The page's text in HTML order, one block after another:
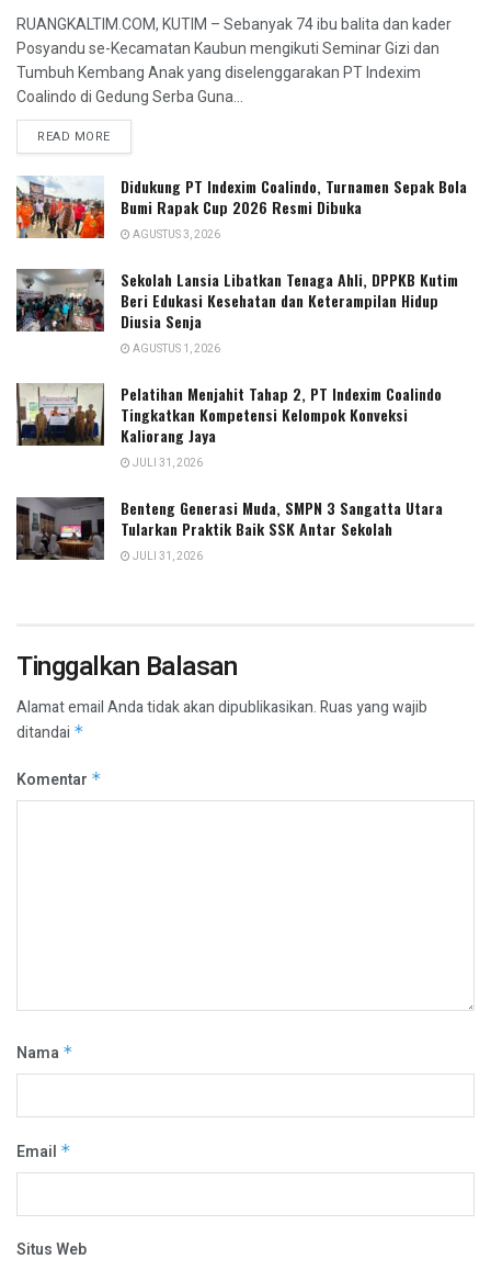
RUANGKALTIM.COM, KUTIM – Sebanyak 74 ibu balita dan kader
Posyandu se-Kecamatan Kaubun mengikuti Seminar Gizi dan
Tumbuh Kembang Anak yang diselenggarakan PT Indexim
Coalindo di Gedung Serba Guna...
READ MORE
Didukung PT Indexim Coalindo, Turnamen Sepak Bola
Bumi Rapak Cup 2026 Resmi Dibuka
AGUSTUS 3, 2026
Sekolah Lansia Libatkan Tenaga Ahli, DPPKB Kutim
Beri Edukasi Kesehatan dan Keterampilan Hidup
Diusia Senja
AGUSTUS 1, 2026
Pelatihan Menjahit Tahap 2, PT Indexim Coalindo
Tingkatkan Kompetensi Kelompok Konveksi
Kaliorang Jaya
JULI 31, 2026
Benteng Generasi Muda, SMPN 3 Sangatta Utara
Tularkan Praktik Baik SSK Antar Sekolah
JULI 31, 2026
Tinggalkan Balasan
Alamat email Anda tidak akan dipublikasikan.Ruas yang wajib
ditandai *
Komentar *
Nama *
Email *
Situs Web